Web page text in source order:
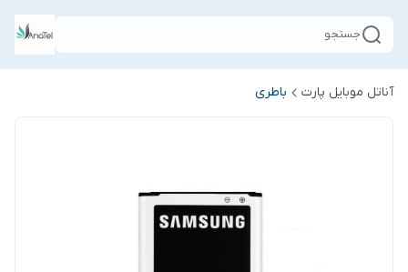
جستجو
آناتل موبایل پارت باطری